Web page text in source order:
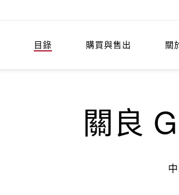
目錄 購買與售出 關
關良